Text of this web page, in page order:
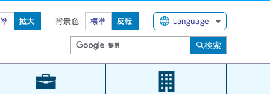
拡大 背景色 標準 反転 Language
検索